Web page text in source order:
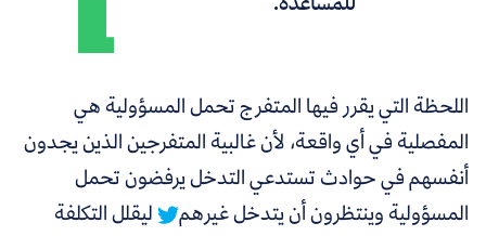
اللحظة التي يقرر فيها المتفرج تحمل المسؤولية هي
المفصلية في أي واقعة، لأنغالبية المتفرجين الذين يجدون
أنفسهم في حوادث تستدعي التدخل يرفضون تحمل
المسؤولية وينتظرون أن يتدخل غيرهم
ليقللالتكلفة